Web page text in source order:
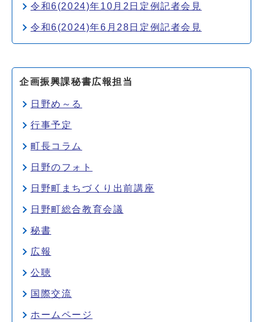
令和6(2024)年10月2日定例記者会見
令和6(2024)年6月28日定例記者会見
企画振興課秘書広報担当
日野め～る
行事予定
町長コラム
日野のフォト
日野町まちづくり出前講座
日野町総合教育会議
秘書
広報
公聴
国際交流
ホームページ